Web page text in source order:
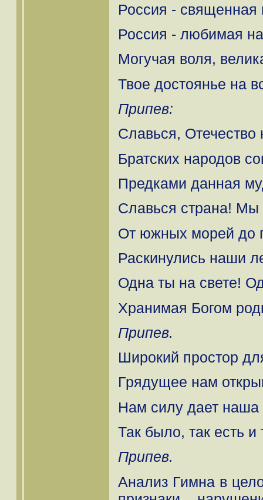
Россия -
Россия - любимая
Могучая воля,
Твое достоянье на
Припев:
Славься,
Братских народов
Предками данная
Славься страна! Мы
От южных морей до
Раскинулись наши
Одна ты на свете!
Хранимая Богом
Припев.
Широкий простор
Грядущее нам
Нам силу дает наша
Так было, так есть и
Припев.
Анализ Гимна в